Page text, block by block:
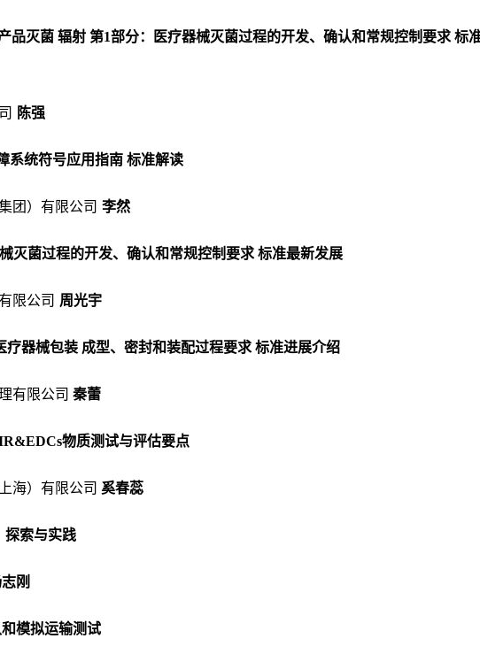
品灭菌 辐射 第1部分：医疗器械灭菌过程的开发、确认和常规控制要求 标
陈强
系统符号应用指南 标准解读
团）有限公司 李然
灭菌过程的开发、确认和常规控制要求 标准最新发展
限公司 周光宇
疗器械包装 成型、密封和装配过程要求 标准进展介绍
有限公司 秦蕾
物质测试与评估要点
海）有限公司 奚春蕊
探索与实践
刚
模拟运输测试